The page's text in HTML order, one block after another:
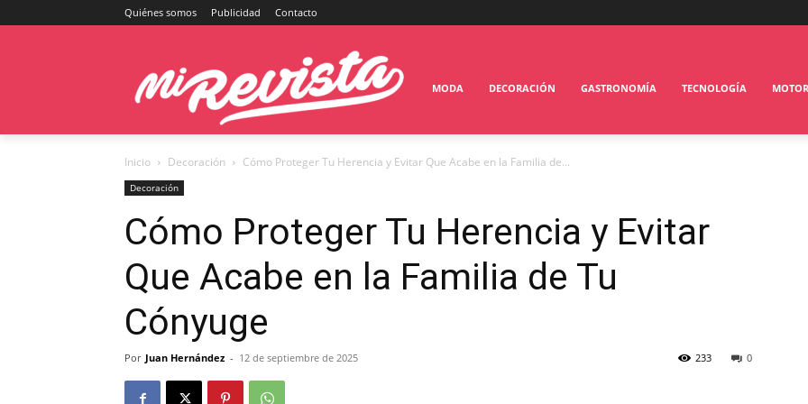
Quiénes somos Publicidad Contacto
MODA DECORACIÓN GASTRONOMÍA TECNOLOGÍA MOTOR
Inicio Decoración Cómo Proteger Tu Herencia y Evitar Que Acabe en la Familia de...
Decoración
Cómo Proteger Tu Herencia y Evitar
Que Acabe en la Familia de Tu
Cónyuge
Por Juan Hernández - 12 de septiembre de 2025 0
233